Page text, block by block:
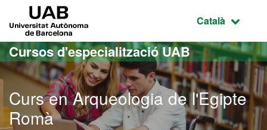
Ves al contingut principal
Ves a la navegació de la pàgina
Idioma
Català
Cursos d'especialització UAB
Curs en Arqueologia de l'Egipte
Romà